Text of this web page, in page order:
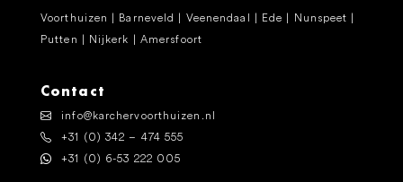
Voorthuizen | Barneveld | Veenendaal | Ede | Nunspeet |
Putten | Nijkerk | Amersfoort
Contact
info@karchervoorthuizen.nl
+31 (0) 342 – 474 555
+31 (0) 6-53 222 005